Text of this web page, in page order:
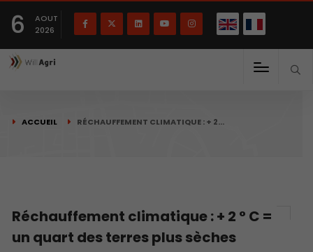
6
AOUT
2026
ACCUEIL RÉCHAUFFEMENT CLIMATIQUE : + 2…
Réchauffement climatique : + 2 ° C =
un quart des terres plus sèches
Français English(English)